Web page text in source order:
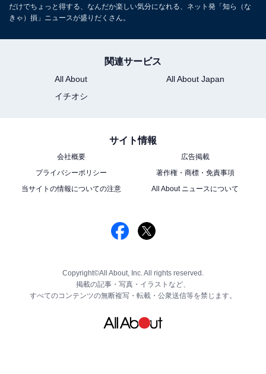
だけでちょっと得する、なんだか楽しい気分になれる、ネット発「知ら（な
きゃ）損」ニュースが盛りだくさん。
関連サービス
All About
All About Japan
イチオシ
サイト情報
会社概要
広告掲載
プライバシーポリシー
著作権・商標・免責事項
当サイトの情報についての注意
All About ニュースについて
Copyright©All About, Inc. All rights reserved.
掲載の記事・写真・イラストなど、
すべてのコンテンツの無断複写・転載・公衆送信等を禁じます。